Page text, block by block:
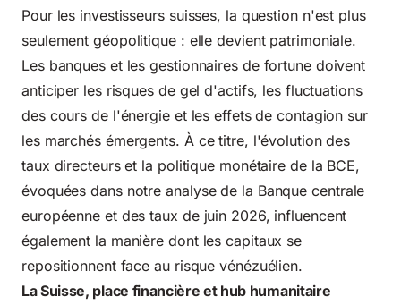
Pour les investisseurs suisses, la question n'est plus
seulement géopolitique : elle devient patrimoniale.
Les banques et les gestionnaires de fortune doivent
anticiper les risques de gel d'actifs, les fluctuations
des cours de l'énergie et les effets de contagion sur
les marchés émergents. À ce titre, l'évolution des
taux directeurs et la politique monétaire de la BCE,
évoquées dans notre analyse de la Banque centrale
européenne et des taux de juin 2026, influencent
également la manière dont les capitaux se
repositionnent face au risque vénézuélien.
La Suisse, place financière et hub humanitaire